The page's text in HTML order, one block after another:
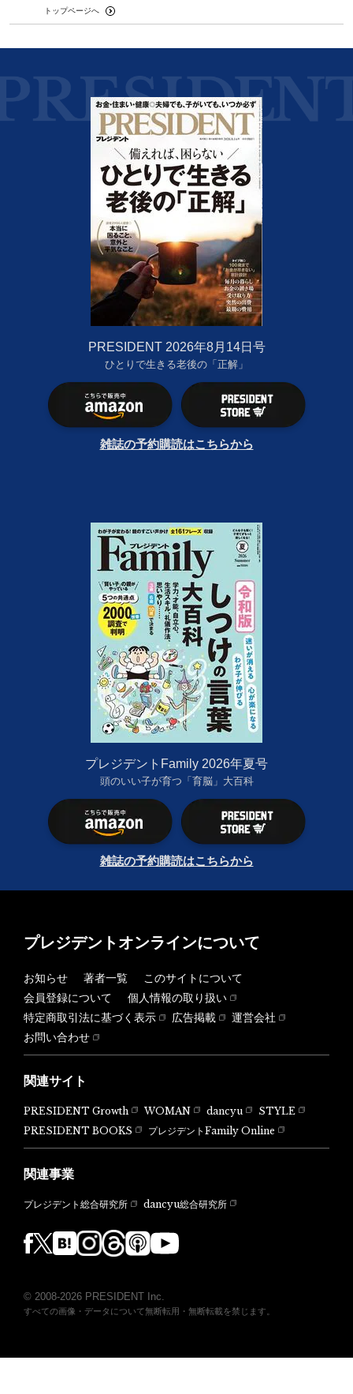
トップページへ
PRESIDENT 2026年8月14日号
ひとりで生きる老後の「正解」
雑誌の予約購読はこちらから
プレジデントFamily 2026年夏号
頭のいい子が育つ「育脳」大百科
雑誌の予約購読はこちらから
プレジデントオンラインについて
お知らせ 著者一覧
このサイトについて
会員登録について
個人情報の取り扱い
特定商取引法に基づく表示
広告掲載
運営会社
お問い合わせ
関連サイト
PRESIDENT Growth WOMAN dancyu
STYLE
PRESIDENT BOOKS
プレジデントFamily Online
関連事業
プレジデント総合研究所 dancyu総合研究所
© 2008-2026 PRESIDENT Inc.
すべての画像・データについて無断転用・無断転載を禁じます。